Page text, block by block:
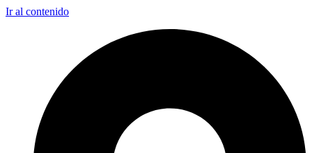
Ir al contenido